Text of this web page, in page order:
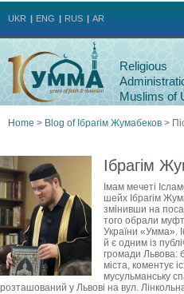
UKR ENG RUS AR
Religious
Muslims of
are
here
Home > Blog of Ібрагім Жумабеков >
Ібрагім
Імам мечеті
шейх Ібрагім
змінивши на
того обрали
України «Умма».
й є одним із
громади Львова:
міста, коментує
мусульманську
розташований у Львові на вул.